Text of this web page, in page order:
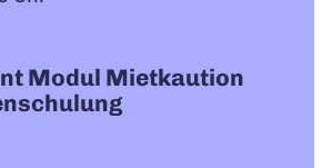
Modul Mietkaution